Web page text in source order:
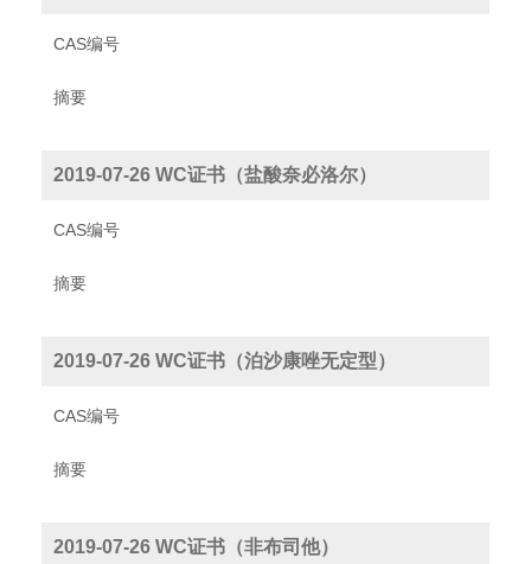
CAS编号
摘要
2019-07-26 WC证书（盐酸奈必洛尔）
CAS编号
摘要
2019-07-26 WC证书（泊沙康唑无定型）
CAS编号
摘要
2019-07-26 WC证书（非布司他）